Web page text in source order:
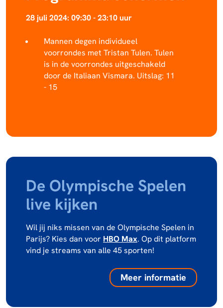
28 juli 2024: 09:30 - 23:10 uur
Mannen degen individueel
voorrondes met Tristan Tulen. Tulen
is in de voorrondes uitgeschakeld
door de Italiaan Vismara. Uitslag: 11
- 15
De Olympische Spelen
live kijken
Wil jij niks missen van de Olympische Spelen in
Parijs? Kies dan voor HBO Max. Op dit platform
vind je streams van alle 45 sporten!
Meer informatie